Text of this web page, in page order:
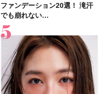
ファンデーション20選！ 滝汗
でも崩れない…
リニークのホリデーコフレを一
挙紹介！ 人気…
ファンデーション20選！ 滝汗
でも崩れない…
ンキングTOP5！＜美容マニア
集団・マキア…
近、下の歯の矯正を再開したん
です」オーラルケア…
ブの髪型37選！ レイヤー・切
りっぱなしな…
素材の最強タッグで実現！ 着
るだけで保湿でき…
シーラー」新色グリーンが8/7
に発売｜既存色…